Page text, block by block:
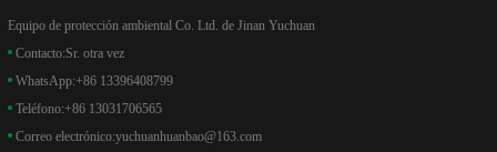
Equipo de protección ambiental Co. Ltd. de Jinan Yuchuan
Contacto:Sr. otra vez
WhatsApp:+86 13396408799
Teléfono:+86 13031706565
Correo electrónico:yuchuanhuanbao@163.com